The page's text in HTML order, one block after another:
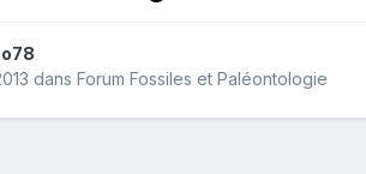
dans Forum Fossiles et Paléontologie